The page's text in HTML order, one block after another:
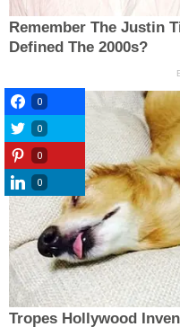
0
0
0
0